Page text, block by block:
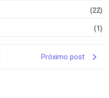
(22)
(1)
Próximo post